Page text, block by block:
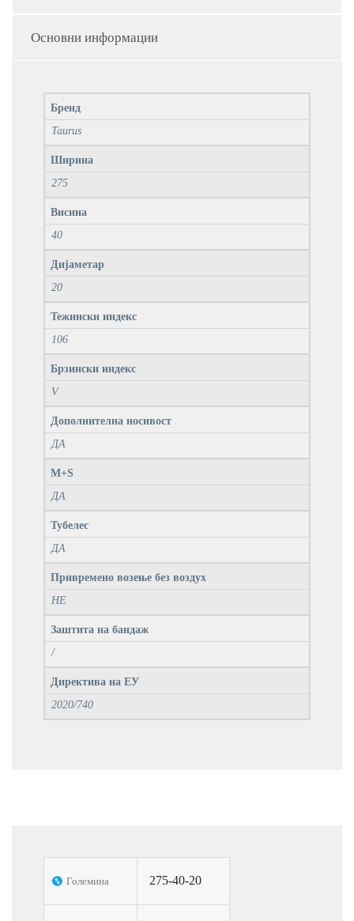
Основни информации
Бренд
Taurus
Ширина
275
Висина
40
Дијаметар
20
Тежински индекс
106
Брзински индекс
V
Дополнителна носивост
ДА
M+S
ДА
Тубелес
ДА
Привремено возење без воздух
НЕ
Заштита на бандаж
/
Директива на ЕУ
2020/740
Големина 275-40-20